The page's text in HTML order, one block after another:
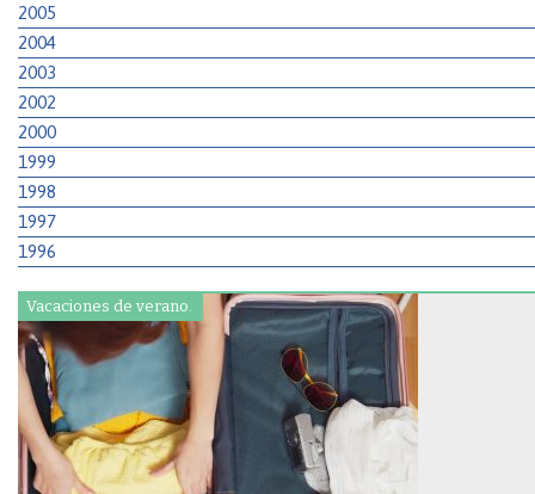
2005
2004
2003
2002
2000
1999
1998
1997
1996
Vacaciones de verano.